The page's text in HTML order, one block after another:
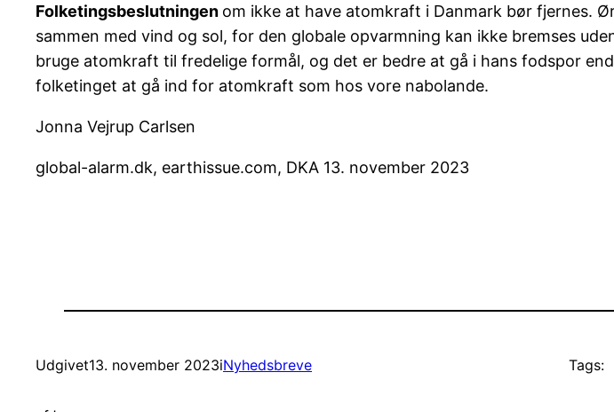
Folketingsbeslutningen om ikke at have atomkraft i Danmark bør fjernes.
sammen med vind og sol, for den globale opvarmning kan ikke bremses
bruge atomkraft til fredelige formål, og det er bedre at gå i hans fodspor
folketinget at gå ind for atomkraft som hos vore nabolande.
Jonna Vejrup Carlsen
global-alarm.dk, earthissue.com, DKA 13. november 2023
Udgivet13. november 2023iNyhedsbreve Tags: